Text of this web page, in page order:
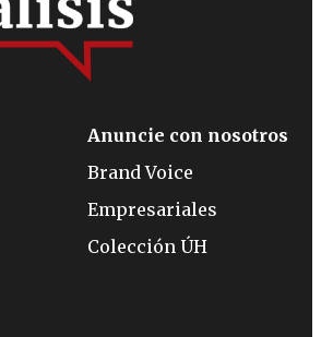
Anuncie con nosotros
Brand Voice
Empresariales
Colección ÚH